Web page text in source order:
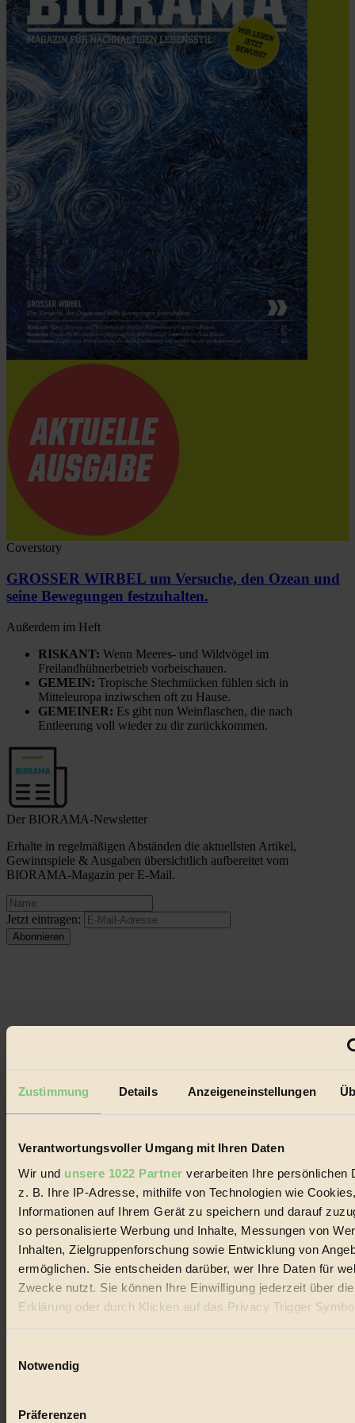
Zustimmung Details Anzeigeneinstellungen
Verantwortungsvoller Umgang mit Ihren Daten
Wir und unsere 1022 Partner verarbeiten Ihre persönlichen
z. B. Ihre IP-Adresse, mithilfe von Technologien wie
Informationen auf Ihrem Gerät zu speichern und darauf
so personalisierte Werbung und Inhalte, Messungen von
Inhalten, Zielgruppenforschung sowie Entwicklung von
ermöglichen. Sie entscheiden darüber, wer Ihre Daten für
Zwecke nutzt. Sie können Ihre Einwilligung jederzeit über
Erklärung oder durch Klicken auf das Privacy Trigger
oder widerrufen
Wenn Sie es erlauben, würden wir auch gerne:
Notwendig
Präferenzen
Coverstory
GROSSER WIRBEL um Versuche, den Ozean und
seine Bewegungen festzuhalten.
Außerdem im Heft
RISKANT: Wenn Meeres- und Wildvögel im
Freilandhühnerbetrieb vorbeischauen.
GEMEIN: Tropische Stechmücken fühlen sich in
Mitteleuropa inziwschen oft zu Hause.
GEMEINER: Es gibt nun Weinflaschen, die nach
Entleerung voll wieder zu dir zurückkommen.
Der BIORAMA-Newsletter
Erhalte in regelmäßigen Abständen die aktuellsten Artikel,
Gewinnspiele & Ausgaben übersichtlich aufbereitet vom
BIORAMA-Magazin per E-Mail.
Jetzt eintragen:
© 2026 Biorama GmbH
Mediadaten
Biorama steht für einen nachhaltigen Lebensstil und bewussten
und Produkte, ein Leitfaden im schnell wachsenden Markt des
alternativer Energien.
Social Media
22.601 Fans auf Facebook
3.415 Follower auf Twitter
Folge uns auf Instagram
Themen
Bio
Nachhaltigkeit